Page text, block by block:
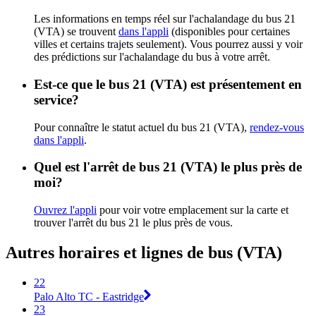
Les informations en temps réel sur l'achalandage du bus 21
(VTA) se trouvent dans l'appli (disponibles pour certaines
villes et certains trajets seulement). Vous pourrez aussi y voir
des prédictions sur l'achalandage du bus à votre arrêt.
Est-ce que le bus 21 (VTA) est présentement en
service?
Pour connaître le statut actuel du bus 21 (VTA), rendez-vous
dans l'appli.
Quel est l'arrêt de bus 21 (VTA) le plus près de
moi?
Ouvrez l'appli pour voir votre emplacement sur la carte et
trouver l'arrêt du bus 21 le plus près de vous.
Autres horaires et lignes de bus (VTA)
22
Palo Alto TC - Eastridge
23